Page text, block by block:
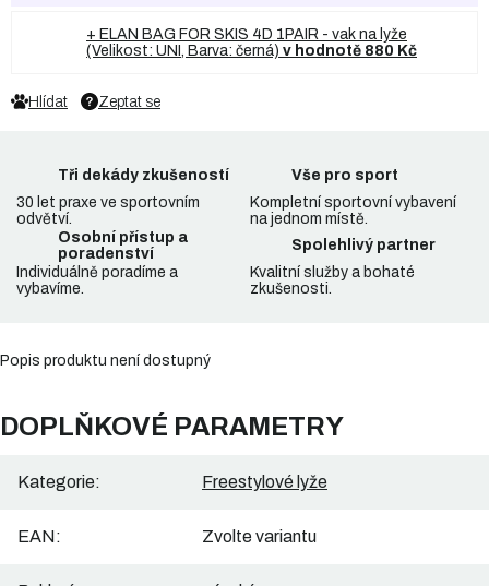
+ ELAN BAG FOR SKIS 4D 1PAIR - vak na lyže
(Velikost: UNI, Barva: černá) v hodnotě 880 Kč
Zeptat se
Hlídat
Tři dekády zkušeností
30 let praxe ve sportovním
odvětví.
Vše pro sport
Kompletní sportovní vybavení
na jednom místě.
Osobní přístup a
poradenství
Individuálně poradíme a
vybavíme.
Spolehlivý partner
Kvalitní služby a bohaté
zkušenosti.
Popis produktu není dostupný
DOPLŇKOVÉ PARAMETRY
Kategorie: Freestylové lyže
EAN: Zvolte variantu